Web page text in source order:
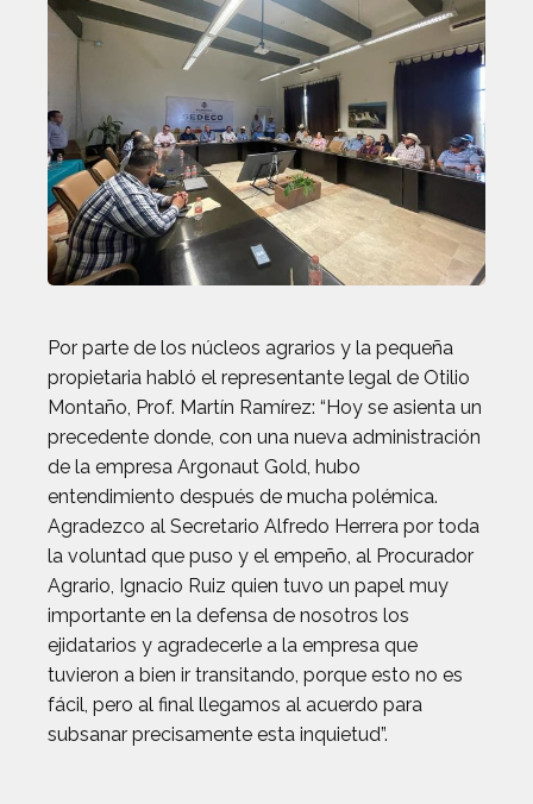
Por parte de los núcleos agrarios y la pequeña
propietaria habló el representante legal de Otilio
Montaño, Prof. Martín Ramírez: “Hoy se asienta un
precedente donde, con una nueva administración
de la empresa Argonaut Gold, hubo
entendimiento después de mucha polémica.
Agradezco al Secretario Alfredo Herrera por toda
la voluntad que puso y el empeño, al Procurador
Agrario, Ignacio Ruiz quien tuvo un papel muy
importante en la defensa de nosotros los
ejidatarios y agradecerle a la empresa que
tuvieron a bien ir transitando, porque esto no es
fácil, pero al final llegamos al acuerdo para
subsanar precisamente esta inquietud”.